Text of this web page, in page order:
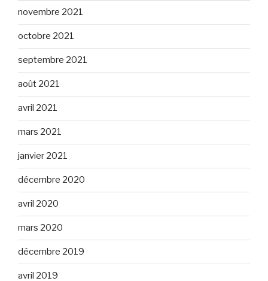
novembre 2021
octobre 2021
septembre 2021
août 2021
avril 2021
mars 2021
janvier 2021
décembre 2020
avril 2020
mars 2020
décembre 2019
avril 2019